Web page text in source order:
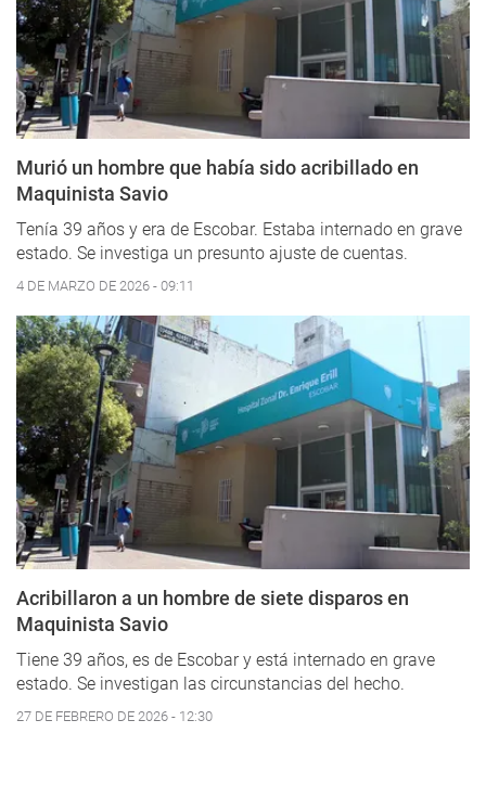
Murió un hombre que había sido acribillado en
Maquinista Savio
Tenía 39 años y era de Escobar. Estaba internado en grave
estado. Se investiga un presunto ajuste de cuentas.
4 DE MARZO DE 2026 - 09:11
Acribillaron a un hombre de siete disparos en
Maquinista Savio
Tiene 39 años, es de Escobar y está internado en grave
estado. Se investigan las circunstancias del hecho.
27 DE FEBRERO DE 2026 - 12:30